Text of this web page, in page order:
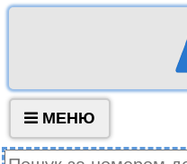
МЕНЮ